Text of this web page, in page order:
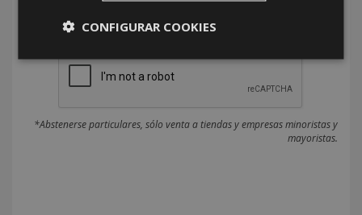
*Abstenerse particulares, sólo venta a tiendas y empresas minoristas y
mayoristas.
CONFIGURAR COOKIES